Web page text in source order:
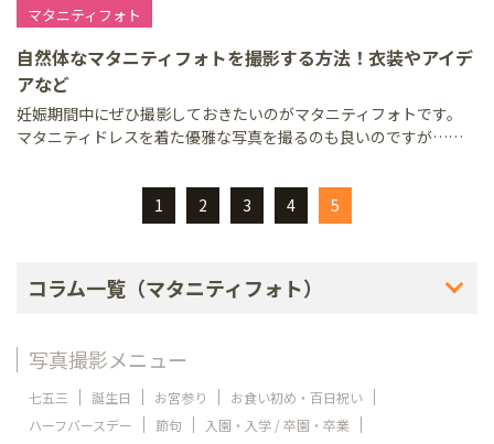
マタニティフォト
自然体なマタニティフォトを撮影する方法！衣装やアイデ
アなど
妊娠期間中にぜひ撮影しておきたいのがマタニティフォトです。
マタニティドレスを着た優雅な写真を撮るのも良いのですが……
1 2 3 4 5
コラム一覧（マタニティフォト）
写真撮影メニュー
七五三 誕生日 お宮参り
お食い初め・百日祝い
ハーフバースデー
節句
入園・入学 / 卒園・卒業